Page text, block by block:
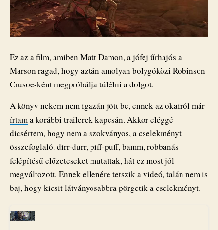
Ez az a film, amiben Matt Damon, a jófej űrhajós a
Marson ragad, hogy aztán amolyan bolygóközi Robinson
Crusoe-ként megpróbálja túlélni a dolgot.
A könyv nekem nem igazán jött be, ennek az okairól már
írtam a korábbi trailerek kapcsán. Akkor eléggé
dicsértem, hogy nem a szokványos, a cselekményt
összefoglaló, dirr-durr, piff-puff, bamm, robbanás
felépítésű előzeteseket mutattak, hát ez most jól
megváltozott. Ennek ellenére tetszik a videó, talán nem is
baj, hogy kicsit látványosabbra pörgetik a cselekményt.